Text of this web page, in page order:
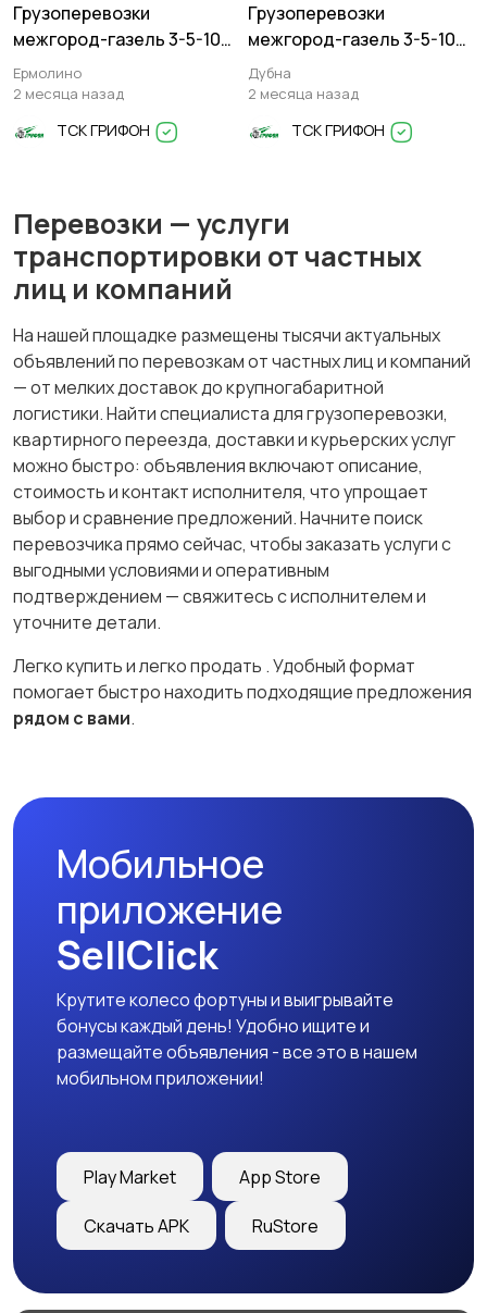
Грузоперевозки
межгород-газель 3-5-10
тонн
Ермолино
2 месяца назад
ТСК ГРИФОН
Грузоперевозки
межгород-газель 3-5-10
тонн
Дубна
2 месяца назад
ТСК ГРИФОН
Перевозки — услуги
транспортировки от частных
лиц и компаний
На нашей площадке размещены тысячи актуальных
объявлений по перевозкам от частных лиц и компаний
— от мелких доставок до крупногабаритной
логистики. Найти специалиста для грузоперевозки,
квартирного переезда, доставки и курьерских услуг
можно быстро: объявления включают описание,
стоимость и контакт исполнителя, что упрощает
выбор и сравнение предложений. Начните поиск
перевозчика прямо сейчас, чтобы заказать услуги с
выгодными условиями и оперативным
подтверждением — свяжитесь с исполнителем и
уточните детали.
Легко купить и легко продать . Удобный формат
помогает быстро находить подходящие предложения
рядом с вами.
Мобильное
приложение
SellClick
Крутите колесо фортуны и выигрывайте
бонусы каждый день! Удобно ищите и
размещайте объявления - все это в нашем
мобильном приложении!
Play Market App Store
Скачать APK RuStore